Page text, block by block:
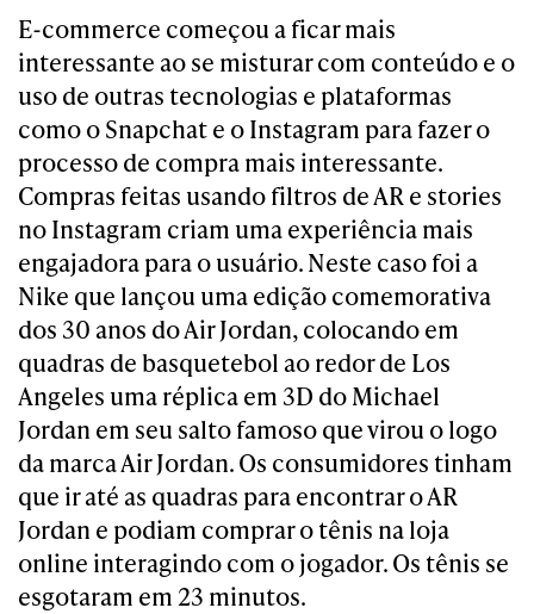
E-commerce começou a ficar mais
interessante ao se misturar com conteúdo e o
uso de outras tecnologias e plataformas
como o Snapchat e o Instagram para fazer o
processo de compra mais interessante.
Compras feitas usando filtros de AR e stories
no Instagram criam uma experiência mais
engajadora para o usuário. Neste caso foi a
Nike que lançou uma edição comemorativa
dos 30 anos do Air Jordan, colocando em
quadras de basquetebol ao redor de Los
Angeles uma réplica em 3D do Michael
Jordan em seu salto famoso que virou o logo
da marca Air Jordan. Os consumidores tinham
que ir até as quadras para encontrar o AR
Jordan e podiam comprar o tênis na loja
online interagindo com o jogador. Os tênis se
esgotaram em 23 minutos.